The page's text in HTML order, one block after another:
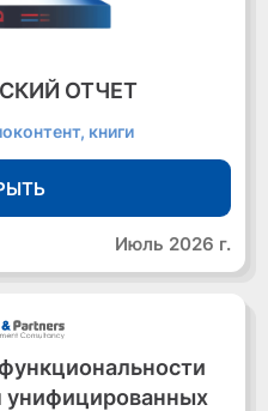
ОТЧЕТ
книги
Июль 2026 г.
унифицированных